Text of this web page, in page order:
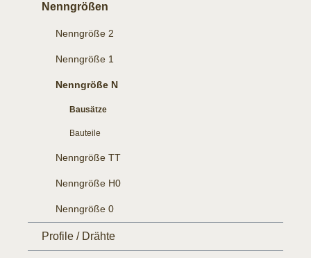
Nenngrößen
Nenngröße 2
Nenngröße 1
Nenngröße N
Bausätze
Bauteile
Nenngröße TT
Nenngröße H0
Nenngröße 0
Profile / Drähte